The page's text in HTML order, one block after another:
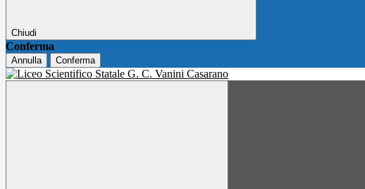
Chiudi
Conferma
Annulla Conferma